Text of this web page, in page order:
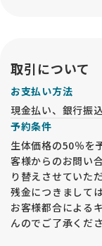
取引について
お支払い方法
現金払い、銀行振
予約条件
生体価格の50％を
客様からのお問い
り替えさせていただ
残金につきまして
お客様都合による
んのでご了承くださ